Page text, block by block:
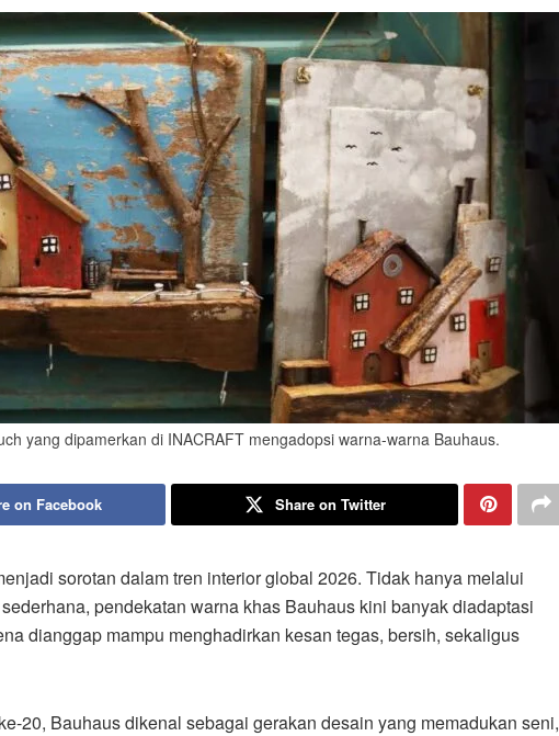
yang dipamerkan di INACRAFT mengadopsi warna-warna Bauhaus.
on Facebook Share on Twitter
sorotan dalam tren interior global 2026. Tidak hanya melalui
pendekatan warna khas Bauhaus kini banyak diadaptasi
dianggap mampu menghadirkan kesan tegas, bersih, sekaligus
20, Bauhaus dikenal sebagai gerakan desain yang memadukan seni,